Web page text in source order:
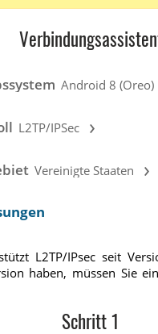
Android 8 (Oreo)
L2TP/IPSec ›
Vereinigte Staaten ›
L2TP/IPsec seit
haben, müssen Sie
Schritt 1